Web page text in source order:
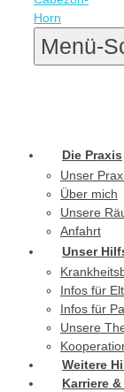
Menü-
Die Praxis
Unser
Über mich
Unsere
Anfahrt
Unser
Infos für
Infos für
Unsere
Weitere
Karriere